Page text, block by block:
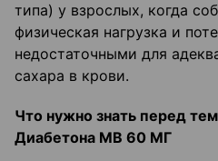
типа) у взрослых, когда
физическая нагрузка и
недостаточными для
сахара в крови.
Что нужно знать перед
Диабетона МВ 60 МГ